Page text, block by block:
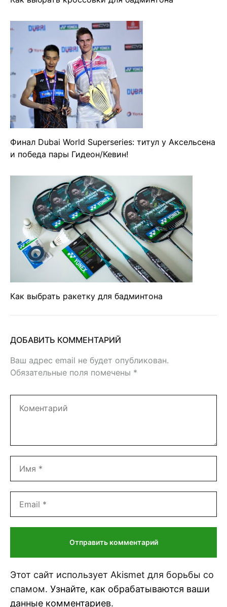
Финал Dubai World Superseries: титул у Аксельсена
и победа пары Гидеон/Кевин!
Как выбрать ракетку для бадминтона
ДОБАВИТЬ КОММЕНТАРИЙ
Ваш адрес email не будет опубликован.
Обязательные поля помечены *
Этот сайт использует Akismet для борьбы со
спамом. Узнайте, как обрабатываются ваши
данные комментариев.